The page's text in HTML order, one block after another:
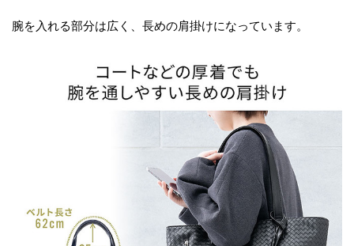
腕を入れる部分は広く、長めの肩掛けになっています。